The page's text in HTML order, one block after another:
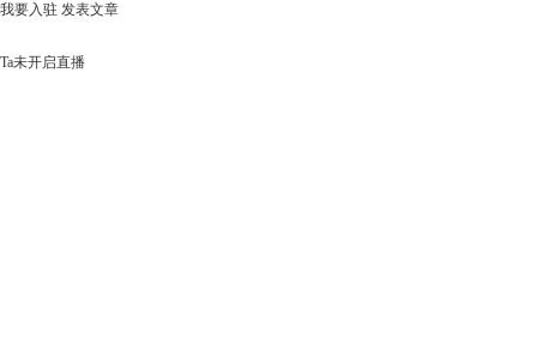
我要入驻 发表文章
Ta未开启直播